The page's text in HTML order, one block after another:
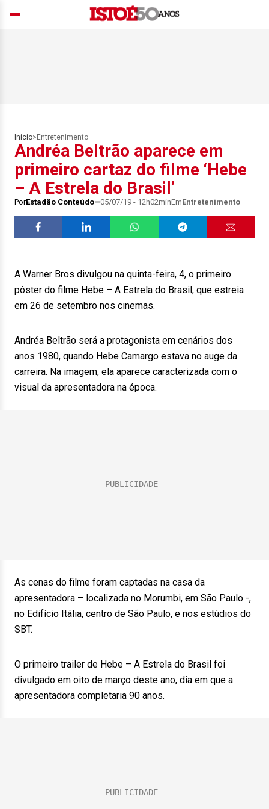
Início> Entretenimento
Andréa Beltrão aparece em
primeiro cartaz do filme ‘Hebe
– A Estrela do Brasil’
PorEstadão Conteúdo 05/07/19 - 12h02minEmEntretenimento
A Warner Bros divulgou na quinta-feira, 4, o primeiro
pôster do filme Hebe – A Estrela do Brasil, que estreia
em 26 de setembro nos cinemas.
Andréa Beltrão será a protagonista em cenários dos
anos 1980, quando Hebe Camargo estava no auge da
carreira. Na imagem, ela aparece caracterizada com o
visual da apresentadora na época.
As cenas do filme foram captadas na casa da
apresentadora – localizada no Morumbi, em São Paulo -,
no Edifício Itália, centro de São Paulo, e nos estúdios do
SBT.
O primeiro trailer de Hebe – A Estrela do Brasil foi
divulgado em oito de março deste ano, dia em que a
apresentadora completaria 90 anos.